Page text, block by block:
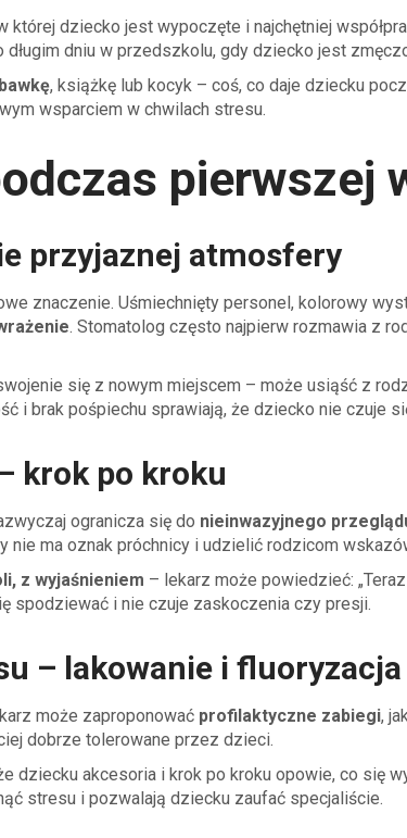
której dziecko jest wypoczęte i najchętniej
dniu w przedszkolu, gdy dziecko jest
, książkę lub kocyk – coś, co daje dziecku
wsparciem w chwilach stresu.
pierwszej
przyjaznej atmosfery
znaczenie. Uśmiechnięty personel, kolorowy
. Stomatolog często najpierw rozmawia z
się z nowym miejscem – może usiąść z
i brak pośpiechu sprawiają, że dziecko nie czuje
krok po kroku
ogranicza się do nieinwazyjnego
nie ma oznak próchnicy i udzielić rodzicom
z wyjaśnieniem – lekarz może powiedzieć:
spodziewać i nie czuje zaskoczenia czy presji.
– lakowanie i fluoryzacja
może zaproponować profilaktyczne zabiegi,
dobrze tolerowane przez dzieci.
dziecku akcesoria i krok po kroku opowie, co się
stresu i pozwalają dziecku zaufać specjaliście.